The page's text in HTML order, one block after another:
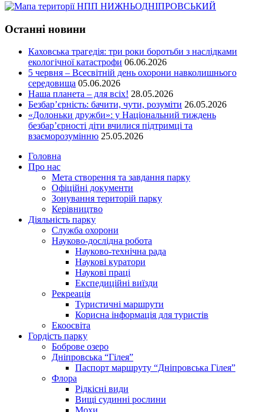
Останні новини
Каховська трагедія: три роки боротьби з наслідками
екологічної катастрофи 06.06.2026
5 червня – Всесвітній день охорони навколишнього
середовища 05.06.2026
Наша планета – для всіх! 28.05.2026
Безбар’єрність: бачити, чути, розуміти 26.05.2026
«Долоньки дружби»: у Національний тиждень
безбар’єрності діти вчилися підтримці та
взаєморозумінню 25.05.2026
Головна
Про нас
Мета створення та завдання парку
Офіційні документи
Зонування територій парку
Керівництво
Діяльність парку
Служба охорони
Науково-дослідна робота
Науково-технічна рада
Наукові куратори
Наукові праці
Експедиційні виїзди
Рекреація
Туристичні маршрути
Корисна інформація для туристів
Екоосвіта
Гордість парку
Боброве озеро
Дніпровська “Гілея”
Паспорт маршруту “Дніпровська Гілея”
Флора
Рідкісні види
Вищі судинні рослини